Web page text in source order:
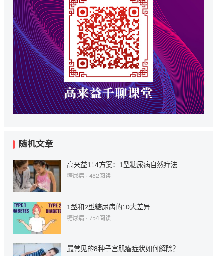
随机文章
高来益114方案：1型糖尿病自然疗法
糖尿病· 462阅读
1型和2型糖尿病的10大差异
糖尿病· 754阅读
最常见的8种子宫肌瘤症状如何解除？